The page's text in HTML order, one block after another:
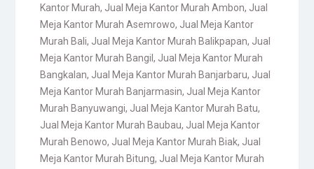
Kantor Murah, Jual Meja Kantor Murah Ambon, Jual
Meja Kantor Murah Asemrowo, Jual Meja Kantor
Murah Bali, Jual Meja Kantor Murah Balikpapan, Jual
Meja Kantor Murah Bangil , Jual Meja Kantor Murah
Bangkalan, Jual Meja Kantor Murah Banjarbaru, Jual
Meja Kantor Murah Banjarmasin, Jual Meja Kantor
Murah Banyuwangi, Jual Meja Kantor Murah Batu,
Jual Meja Kantor Murah Baubau, Jual Meja Kantor
Murah Benowo, Jual Meja Kantor Murah Biak, Jual
Meja Kantor Murah Bitung, Jual Meja Kantor Murah